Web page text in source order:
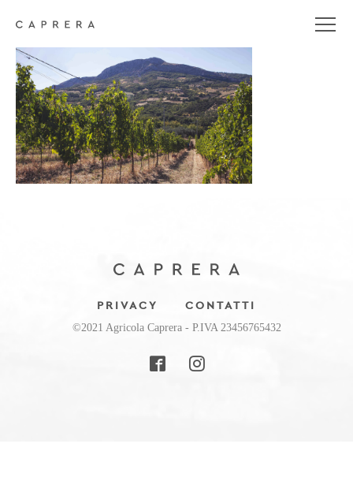
azienda (2)
PRIVACY CONTATTI
©2021 Agricola Caprera - P.IVA 23456765432